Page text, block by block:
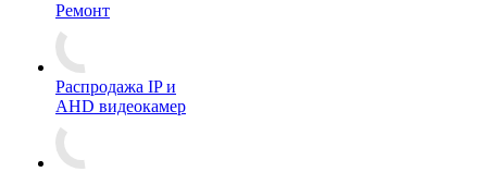
Ремонт
Распродажа IP и
AHD видеокамер